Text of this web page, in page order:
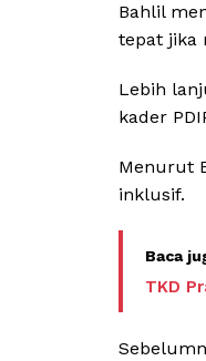
Bahlil
tepat jika
Lebih
kader
Menurut
inklusif.
TKD